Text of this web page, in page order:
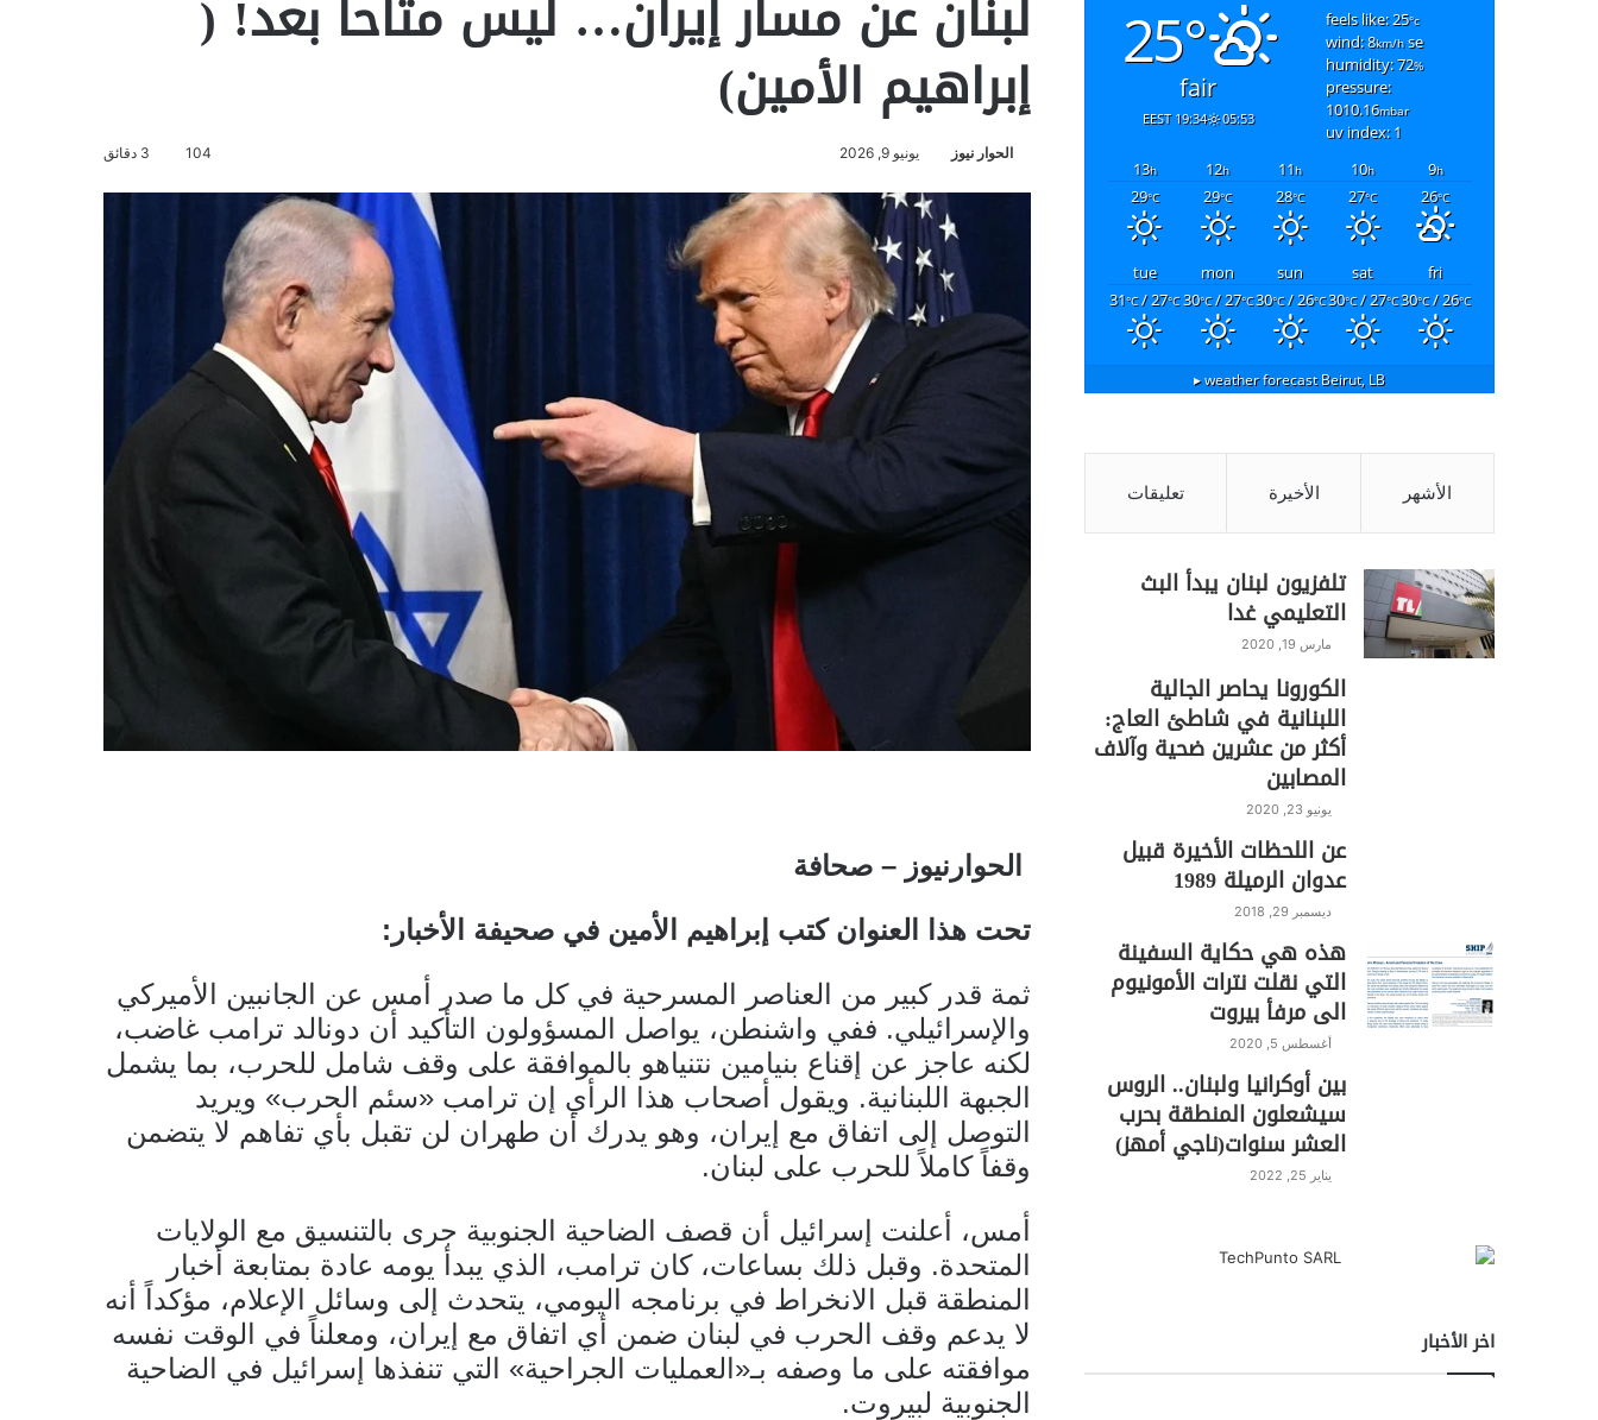
لبنان عن مسار إيران… ليس متاحاً بعد! (
إبراهيم الأمين)
الحوار نيوز يونيو 9, 2026 104
الحوارنيوز – صحافة
تحت هذا العنوان كتب إبراهيم الأمين في صحيفة الأخبار:
ثمة قدر كبير من العناصر المسرحية في كل ما صدر أمس عن الجانبين الأميركي
والإسرائيلي. ففي واشنطن، يواصل المسؤولون التأكيد أن دونالد ترامب غاضب،
لكنه عاجز عن إقناع بنيامين نتنياهو بالموافقة على وقف شامل للحرب، بما يشمل
الجبهة اللبنانية. ويقول أصحاب هذا الرأي إن ترامب «سئم الحرب» ويريد
التوصل إلى اتفاق مع إيران، وهو يدرك أن طهران لن تقبل بأي تفاهم لا يتضمن
وقفاً كاملاً للحرب على لبنان.
أمس، أعلنت إسرائيل أن قصف الضاحية الجنوبية جرى بالتنسيق مع الولايات
المتحدة. وقبل ذلك بساعات، كان ترامب، الذي يبدأ يومه عادة بمتابعة أخبار
المنطقة قبل الانخراط في برنامجه اليومي، يتحدث إلى وسائل الإعلام، مؤكداً أنه
لا يدعم وقف الحرب في لبنان ضمن أي اتفاق مع إيران، ومعلناً في الوقت نفسه
موافقته على ما وصفه بـ«العمليات الجراحية» التي تنفذها إسرائيل في الضاحية
الجنوبية لبيروت.
25°
fair
05:53
19:34 EEST
feels like: 25°c
wind: 8km/hse
humidity: 72%
pressure:
1010.16mbar
uv index: 1
9h
10h
11h
12h
13h
26°C
27°C
28°C
29°C
29°C
fri
sat
sun
mon
tue
30°C/ 26°C
30°C/ 27°C
30°C/ 26°C
30°C/ 27°C
31°C/ 27°C
Beirut, LB
weather forecast ▸
الأشهر الأخيرة تعليقات
تلفزيون لبنان يبدأ البث
التعليمي غدا
مارس 19, 2020
الكورونا يحاصر الجالية
اللبنانية في شاطئ العاج:
أكثر من عشرين ضحية وآلاف
المصابين
يونيو 23, 2020
عن اللحظات الأخيرة قبيل
عدوان الرميلة 1989
ديسمبر 29, 2018
هذه هي حكاية السفينة
التي نقلت نترات الأمونيوم
الى مرفأ بيروت
أغسطس 5, 2020
بين أوكرانيا ولبنان.. الروس
سيشعلون المنطقة بحرب
العشر سنوات(ناجي أمهز)
يناير 25, 2022
اخر الأخبار